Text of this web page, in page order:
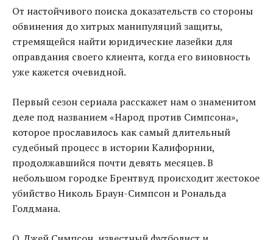
От настойчивого поиска доказательств со стороны
обвинения до хитрых манипуляций защиты,
стремящейся найти юридические лазейки для
оправдания своего клиента, когда его виновность
уже кажется очевидной.
Первый сезон сериала расскажет нам о знаменитом
деле под названием «Народ против Симпсона»,
которое прославилось как самый длительный
судебный процесс в истории Калифорнии,
продолжавшийся почти девять месяцев. В
небольшом городке Брентвуд происходит жестокое
убийство Николь Браун-Симпсон и Рональда
Голдмана.